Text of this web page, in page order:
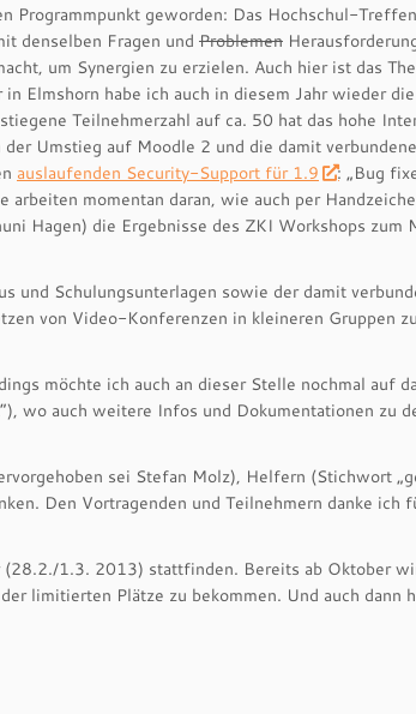
Programmpunkt geworden: Das Hochschul-
denselben Fragen und Problemen
um Synergien zu erzielen. Auch hier ist das
Elmshorn habe ich auch in diesem Jahr wieder die
Teilnehmerzahl auf ca. 50 hat das hohe
Umstieg auf Moodle 2 und die damit
auslaufenden Security-Support für 1.9
: „Bug
momentan daran, wie auch per
Hagen) die Ergebnisse des ZKI Workshops zum
und Schulungsunterlagen sowie der damit
von Video-Konferenzen in kleineren Gruppen zu
möchte ich auch an dieser Stelle nochmal auf
wo auch weitere Infos und Dokumentationen zu
sei Stefan Molz), Helfern (Stichwort
Den Vortragenden und Teilnehmern danke ich
1.3. 2013) stattfinden. Bereits ab Oktober
limitierten Plätze zu bekommen. Und auch dann